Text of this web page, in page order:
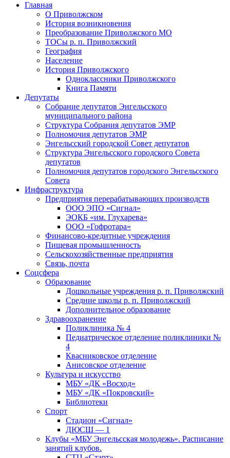
Главная
О Приволжском
История возникновения
Преобразование Приволжского МО
ТОСы р. п. Приволжский
География
Население
История Приволжского
Одноклассники Приволжского
Книга Памяти
Депутаты
Собрание депутатов Энгельсского
муниципального района
Структура Собрания депутатов ЭМР
Полномочия депутатов ЭМР
Энгельсский городской Совет депутатов
Структура Энгельсского городского Совета
депутатов
Полномочия депутатов городского Энгельсского
Совета
Инфраструктура
Предприятия перерабатывающих производств
ООО ЭПО «Сигнал»
ЭОКБ «им. Глухарева»
ООО «Гофротара»
Финансово-кредитные учреждения
Пищевая промышленность
Сельскохозяйственные предприятия
Связь, почта
Соцсфера
Образование
Дошкольные учреждения р. п. Приволжский
Средние школы р. п. Приволжский
Дополнительное образование
Здравоохранение
Поликлиника № 4
Педиатрическое отделение поликлиники №
4
Квасниковское отделение
Анисовское отделение
Культура и искусство
МБУ «ДК «Восход»
МБУ «ДК «Покровский»
Библиотеки
Спорт
Стадион «Сигнал»
ДЮСШ — 1
Клубы «МБУ Энгельсская молодежь». Расписание
занятий клубов.